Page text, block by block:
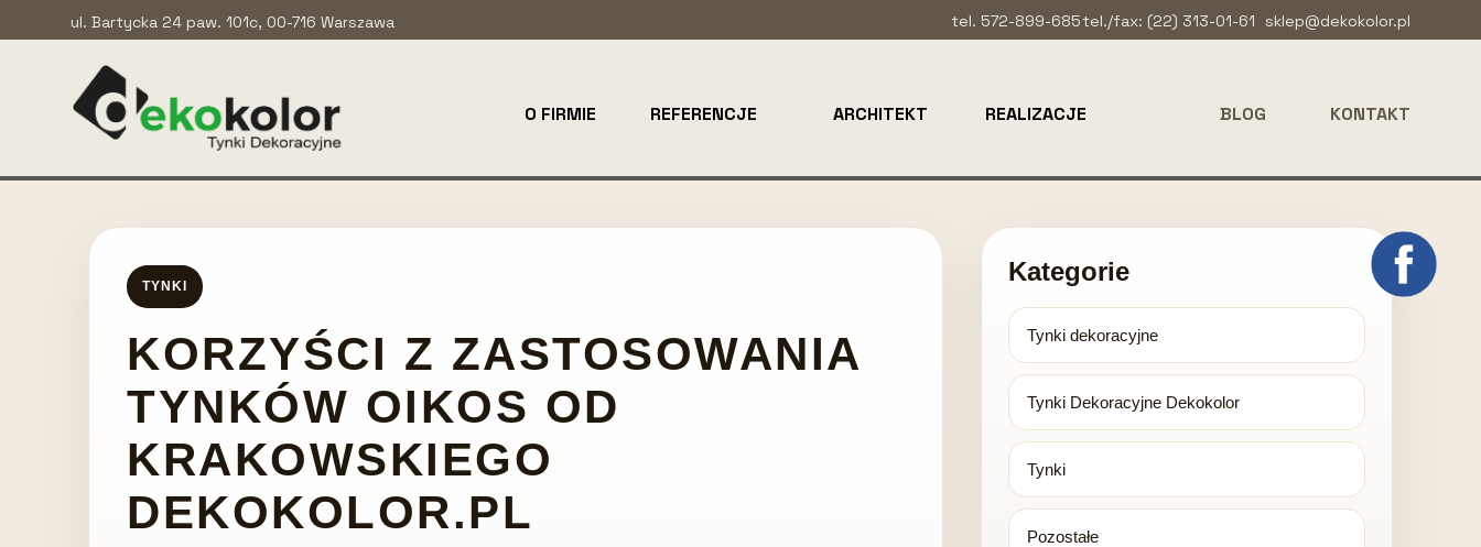
KONTAKT
BLOG
REALIZACJE
ARCHITEKT
REFERENCJE
O FIRMIE
ul. Bartycka 24 paw. 101c, 00-716 Warszawa sklep@dekokolor.pl
tel./fax: (22) 313-01-61
tel. 572-899-685
TYNKI
KORZYŚCI Z ZASTOSOWANIA
TYNKÓW OIKOS OD
KRAKOWSKIEGO
DEKOKOLOR.PL
Kategorie
Tynki dekoracyjne
Tynki Dekoracyjne Dekokolor
Tynki
Pozostałe